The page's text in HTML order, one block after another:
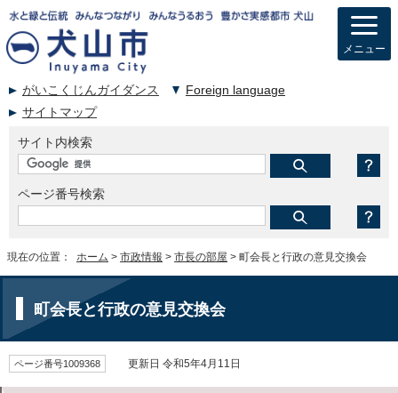
がいこくじんガイダンス
Foreign language
サイトマップ
サイト内検索
ページ番号検索
メニュー
現在の位置： ホーム > 市政情報 > 市長の部屋 > 町会長と行政の意見交換会
町会長と行政の意見交換会
ページ番号1009368 更新日 令和5年4月11日